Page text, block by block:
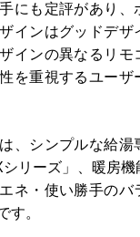
にも定評があり、
インはグッドデザ
インの異なるリモ
を重視するユーザ
、シンプルな給湯
リーズ」、暖房
ネ・使い勝手のバ
す。